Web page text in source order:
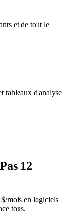
et de tout le
tableaux d'analyse
12
mois en logiciels
tous.